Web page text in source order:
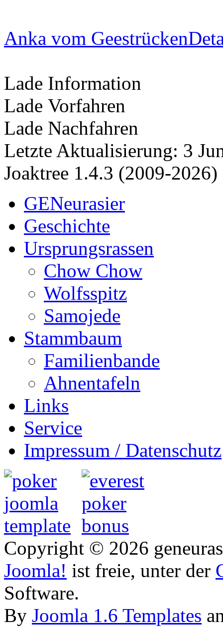
Anka vom Geestrücken
Lade Information
Lade Vorfahren
Lade Nachfahren
Letzte Aktualisierung: 3
Joaktree 1.4.3 (2009-2026)
GENeurasier
Geschichte
Ursprungsrassen
Chow Chow
Wolfsspitz
Samojede
Stammbaum
Familienbande
Ahnentafeln
Links
Service
Impressum / Datenschutz
Copyright © 2026
Joomla! ist freie, unter der
Software.
By Joomla 1.6 Templates